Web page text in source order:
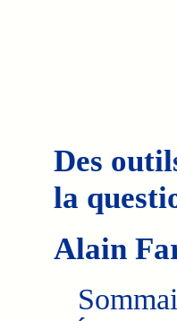
Des
la
Alain